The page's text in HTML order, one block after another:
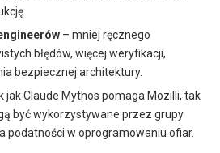
– mniej ręcznego
błędów, więcej weryfikacji,
bezpiecznej architektury.
jak Claude Mythos pomaga Mozilli, tak
być wykorzystywane przez grupy
podatności w oprogramowaniu ofiar.